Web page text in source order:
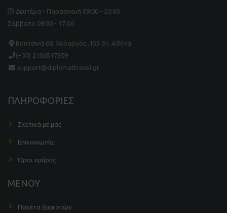
Δευτέρα - Παρασκευή 09:00 - 20:00
Σάββατο 09:00 - 17:00
Βουτσινά 68, Χολαργός ,155 61, Αθήνα
(+30) 2106517509
support@diplomattravel.gr
ΠΛΗΡΟΦΟΡΙΕΣ
Σχετικά με μας
Επικοινωνία
Όροι χρήσης
ΜΕΝΟΥ
Πακέτα Διακοπών